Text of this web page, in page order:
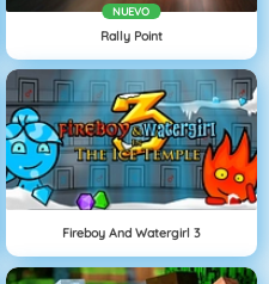
NUEVO
Rally Point
Fireboy And Watergirl 3